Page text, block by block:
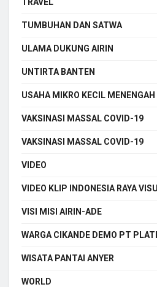
TUMBUHAN DAN SATWA
ULAMA DUKUNG AIRIN
UNTIRTA BANTEN
USAHA MIKRO KECIL
VAKSINASI MASSAL COVID-19
VAKSINASI MASSAL COVID-19
VIDEO
VIDEO KLIP INDONESIA RAYA
VISI MISI AIRIN-ADE
WARGA CIKANDE DEMO PT
WISATA PANTAI ANYER
WORLD